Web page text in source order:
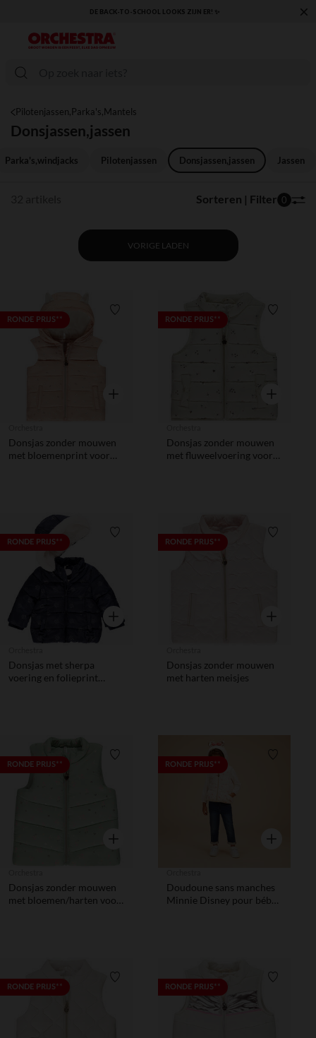
DE BACK-TO-SCHOOL LOOKS ZIJN ER! ✨ ×
Pilotenjassen,Parka's,Mantels
Donsjassen,jassen
Parka's,windjacks Pilotenjassen Donsjassen,jassen Jassen
Sorteren | Filter 0
VORIGE LADEN
RONDE PRIJS** Verlanglijstje.
Snel overzicht
Donsjas zonder mouwen
met bloemenprint voor
RONDE PRIJS**
Snel
Donsjas zonder mouwen
met fluweelvoering voor
RONDE PRIJS** Verlanglijstje.
Snel overzicht
Donsjas met sherpa
voering en folieprint
RONDE PRIJS**
Snel
Donsjas zonder mouwen
met harten meisjes
RONDE PRIJS** Verlanglijstje.
Snel overzicht
Donsjas zonder mouwen
met bloemen/harten voor
RONDE PRIJS**
Snel
Doudoune sans manches
Minnie Disney pour bébé
RONDE PRIJS** Verlanglijstje.RONDE PRIJS**